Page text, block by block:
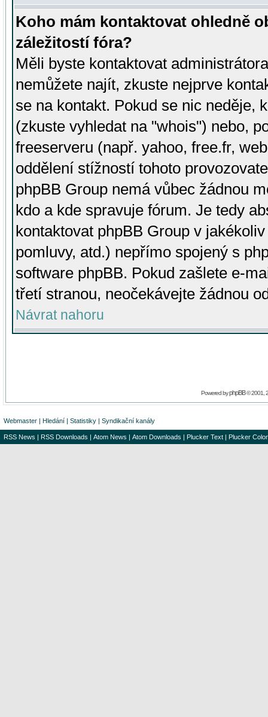
Koho mám kontaktovat ohledně
záležitostí fóra?
Měli byste kontaktovat
nemůžete najít, zkuste nejprve
se na kontakt. Pokud se nic neděje,
(zkuste vyhledat na "whois") nebo,
freeserveru (např. yahoo, free.fr,
oddělení stížností tohoto
phpBB Group nemá vůbec žádnou
kdo a kde spravuje fórum. Je tedy
kontaktovat phpBB Group v
pomluvy, atd.) nepřímo spojený s
software phpBB. Pokud zašlete e-
třetí stranou, neočekávejte žádnou
Návrat nahoru
Powered byphpBB© 2001,
Webmaster | Hledání | Statistiky | Syndikační kanály
RSS News | RSS Downloads | Atom News | Atom Downloads | Plucker Text | Plucker Color